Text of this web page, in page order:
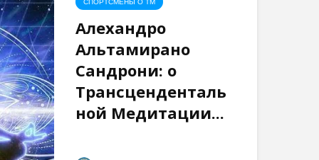
СПОРТСМЕНЫ О ТМ
Алехандро
Альтамирано
Сандрони: о
Трансценденталь
ной Медитации...
йоги…”
Три облика
Махариши